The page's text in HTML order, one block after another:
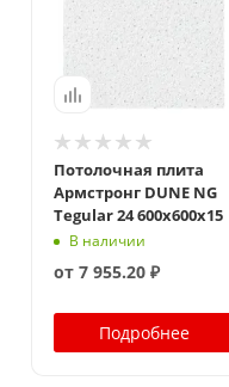
Потолочная плита
Армстронг DUNE NG
Tegular 24 600x600x15
В наличии
от 7 955.20 ₽
Подробнее